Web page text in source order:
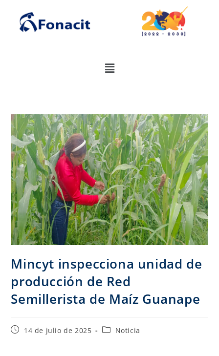
Mincyt inspecciona unidad de
producción de Red
Semillerista de Maíz Guanape
14 de julio de 2025 Noticia